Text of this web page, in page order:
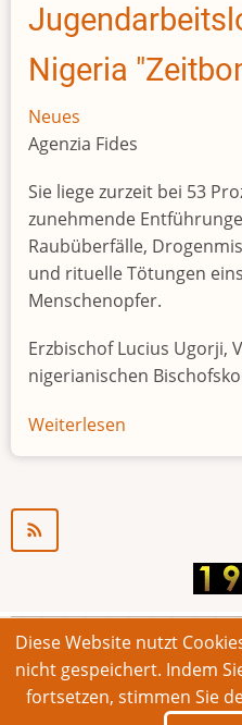
Nigeria
Neues
Agenzia Fides
Sie liege zurzeit bei 53
zunehmende
Raubüberfälle,
und rituelle Tötungen
Menschenopfer.
Erzbischof Lucius Ugorji,
nigerianischen
Weiterlesen
© 2026 Bonner Aufruf.
Footer
Impressum Kontakt
Diese Website nutzt
nicht gespeichert. Indem
fortsetzen, stimmen Sie